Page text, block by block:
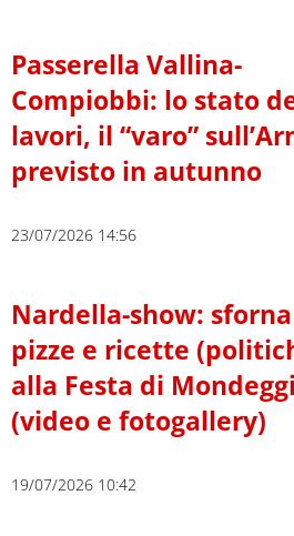
Passerella Vallina-
Compiobbi: lo stato
lavori, il “varo”
previsto in autunno
23/07/2026 14:56
Nardella-show: sforna
pizze e ricette
alla Festa di Mondeggi
(video e fotogallery)
19/07/2026 10:42